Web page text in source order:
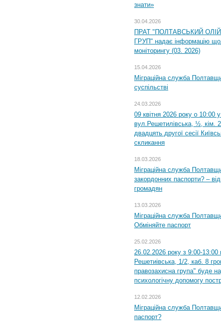
знати»
30.04.2026
ПРАТ "ПОЛТАВСЬКИЙ
ГРУП" надає інформацію
моніторингу (03. 2026)
15.04.2026
Міграційна служба
суспільстві
24.03.2026
09 квітня 2026 року о 10:00
вул.Решетилівська, ½, кім.
двадцять другої сесії
скликання
18.03.2026
Міграційна служба
закордонних паспорти? –
громадян
13.03.2026
Міграційна служба
Обміняйте паспорт
25.02.2026
26.02.2026 року з 9:00-
Решетиівська, 1/2, каб. 8
правозахисна група" буде
психологічну допомогу
12.02.2026
Міграційна служба
паспорт?